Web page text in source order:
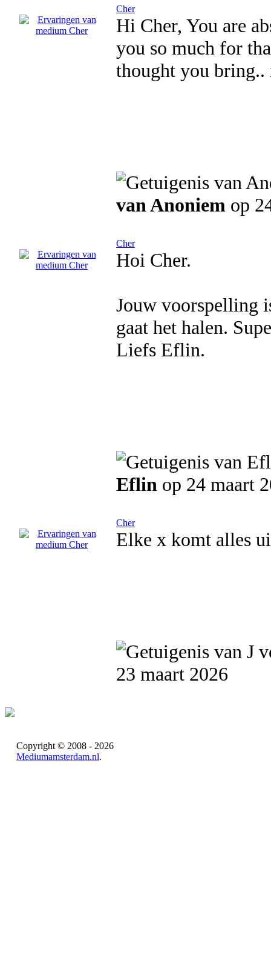
Cher
Hi Cher, You are
you so much for
thought you bring..
van Anoniem op
Cher
Hoi Cher.
Jouw voorspelling
gaat het halen.
Liefs Eflin.
Eflin op 24 maart
Cher
Elke x komt alles
23 maart 2026
Copyright © 2008 - 2026
Mediumamsterdam.nl.